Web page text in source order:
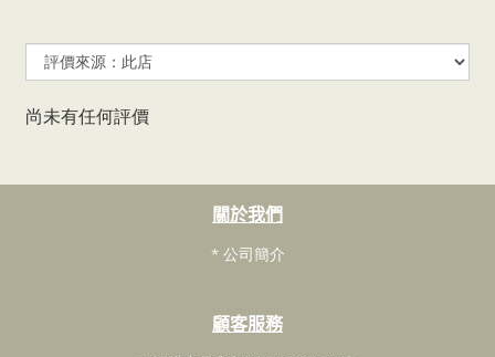
尚未有任何評價
關於我們
* 公司簡介
顧客服務